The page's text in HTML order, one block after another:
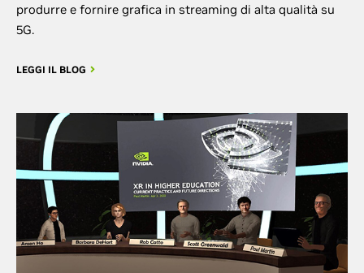
produrre e fornire grafica in streaming di alta qualità su
5G.
LEGGI IL BLOG